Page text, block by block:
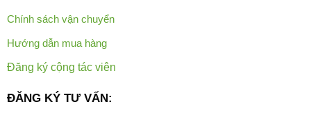
Chính sách vận chuyển
Hướng dẫn mua hàng
Đăng ký cộng tác viên
ĐĂNG KÝ TƯ VẤN: